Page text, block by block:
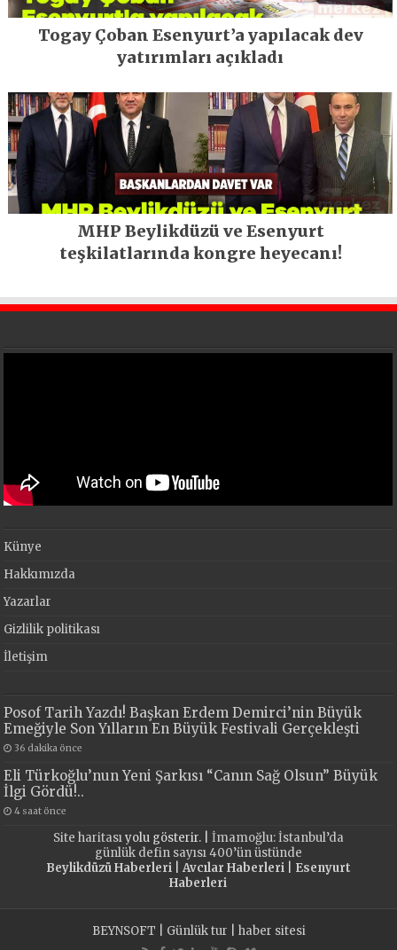
Togay Çoban Esenyurt’a yapılacak dev
yatırımları açıkladı
MHP Beylikdüzü ve Esenyurt
teşkilatlarında kongre heyecanı!
Künye
Hakkımızda
Yazarlar
Gizlilik politikası
İletişim
Posof Tarih Yazdı! Başkan Erdem Demirci’nin Büyük
Emeğiyle Son Yılların En Büyük Festivali Gerçekleşti
36 dakika önce
Eli Türkoğlu’nun Yeni Şarkısı “Canın Sağ Olsun” Büyük
İlgi Gördü!..
4 saat önce
Site haritasıyolu gösterir. | İmamoğlu: İstanbul’da
günlük defin sayısı 400’ün üstünde
Beylikdüzü Haberleri| Avcılar Haberleri| Esenyurt
Haberleri
BEYNSOFT Günlük tur haber sitesi